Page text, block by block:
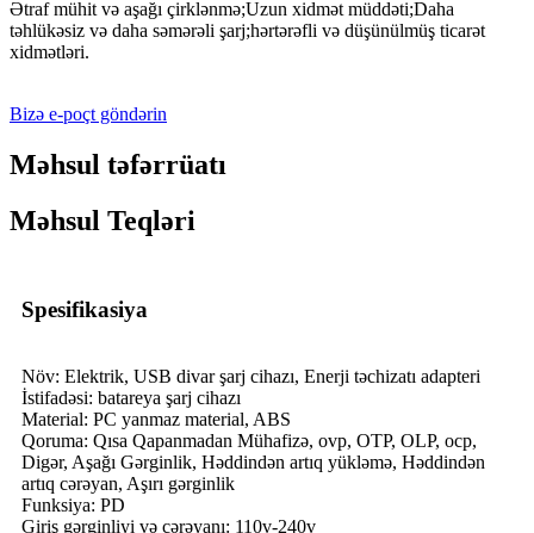
Ətraf mühit və aşağı çirklənmə;Uzun xidmət müddəti;Daha
təhlükəsiz və daha səmərəli şarj;hərtərəfli və düşünülmüş ticarət
xidmətləri.
Bizə e-poçt göndərin
Məhsul təfərrüatı
Məhsul Teqləri
Spesifikasiya
Növ: Elektrik, USB divar şarj cihazı, Enerji təchizatı adapteri
İstifadəsi: batareya şarj cihazı
Material: PC yanmaz material, ABS
Qoruma: Qısa Qapanmadan Mühafizə, ovp, OTP, OLP, ocp,
Digər, Aşağı Gərginlik, Həddindən artıq yükləmə, Həddindən
artıq cərəyan, Aşırı gərginlik
Funksiya: PD
Giriş gərginliyi və cərəyanı: 110v-240v